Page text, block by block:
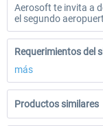
Aerosoft te invita a
el segundo
Requerimientos del
más
Productos similares